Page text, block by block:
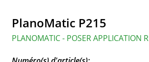
PlanoMatic P215
PLANOMATIC - POSER APPLICATION